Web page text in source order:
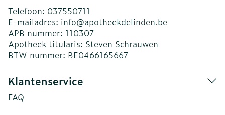
Telefoon: 037550711
E-mailadres: info@apotheekdelinden.be
APB nummer: 110307
Apotheek titularis: Steven Schrauwen
BTW nummer: BE0466165667
Klantenservice
FAQ